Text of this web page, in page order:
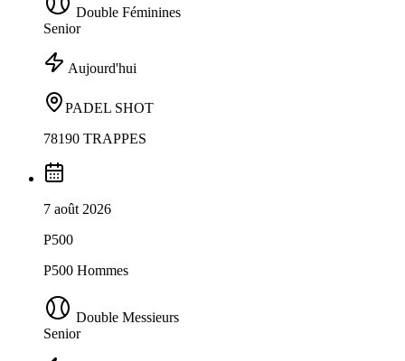
Double Féminines
Senior
Aujourd'hui
PADEL SHOT
78190 TRAPPES
7 août 2026
P500
P500 Hommes
Double Messieurs
Senior